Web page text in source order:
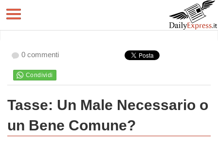
0 commenti
Tasse: Un Male Necessario o
un Bene Comune?